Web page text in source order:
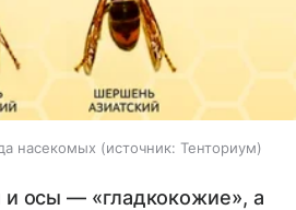
насекомых источник: Тенториум
осы — «гладкокожие», а